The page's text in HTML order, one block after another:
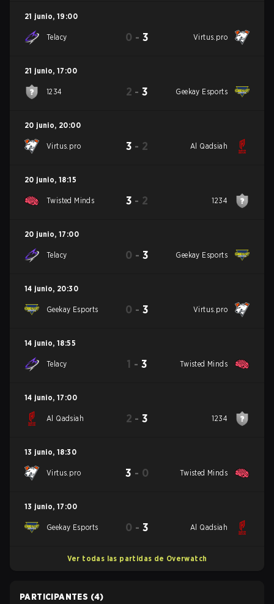
21 junio, 19:00
Telacy 0 - 3 Virtus.pro
21 junio, 17:00
1234 2 -3 Geekay Esports
20 junio, 20:00
Virtus.pro 3 - 2 Al Qadsiah
20 junio, 18:15
Twisted Minds 3 - 2 1234
20 junio, 17:00
Telacy 0 - 3 Geekay Esports
14 junio, 20:30
Geekay Esports 0 - 3 Virtus.pro
14 junio, 18:55
Telacy 1 - 3 Twisted Minds
14 junio, 17:00
Al Qadsiah 2 -3 1234
13 junio, 18:30
Virtus.pro 3 - 0 Twisted Minds
13 junio, 17:00
Geekay Esports 0 - 3 Al Qadsiah
Ver todas las partidas de Overwatch
PARTICIPANTES (4)